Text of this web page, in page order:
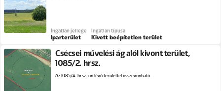
Ingatlan jellege
Iparterület
Ingatlan típusa
Kivett beépítetlen terület
Csécsei művelési ág alól kivont terület,
1085/2. hrsz.
Az 1085/4. hrsz.-on lévő területtel összevonható.